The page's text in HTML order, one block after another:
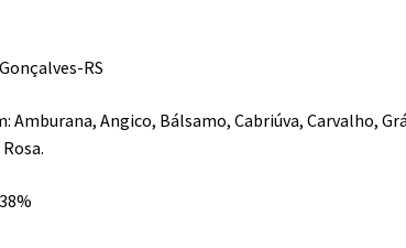
RS
Amburana, Angico, Bálsamo, Cabriúva, Carvalho,